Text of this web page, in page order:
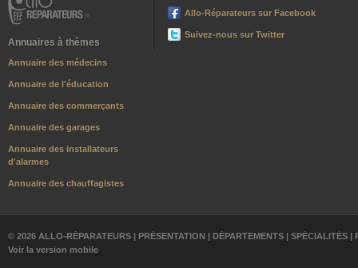
Annuaires à thèmes
Annuaire des médecins
Annuaire de l'éducation
Annuaire des commerçants
Annuaire des garages
Annuaire des installateurs
d'alarmes
Annuaire des chauffagistes
Allo-Réparateurs sur Facebook
Suivez-nous sur Twitter
© 2026 ALLO-RÉPARATEURS | PRÉSENTATION | DÉPARTEMENTS | SPÉCIALITÉS |
Voir la version mobile